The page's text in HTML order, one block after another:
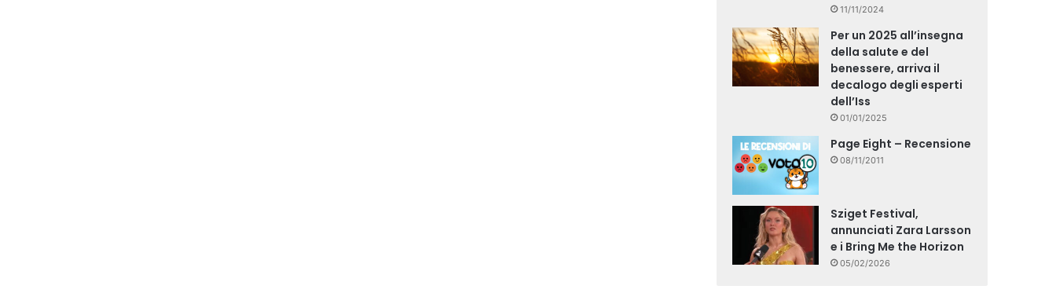
11/11/2024
Per un 2025 all’insegna
della salute e del
benessere, arriva il
decalogo degli esperti
dell’Iss
01/01/2025
Page Eight – Recensione
08/11/2011
Sziget Festival,
annunciati Zara Larsson
e i Bring Me the Horizon
05/02/2026